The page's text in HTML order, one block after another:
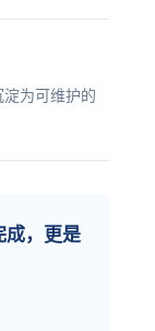
为可维护的
成，更是